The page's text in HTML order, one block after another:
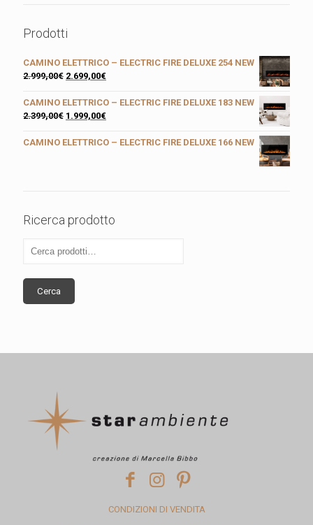
Prodotti
CAMINO ELETTRICO – ELECTRIC FIRE DELUXE 254 NEW
2.999,00€ 2.699,00€
CAMINO ELETTRICO – ELECTRIC FIRE DELUXE 183 NEW
2.399,00€ 1.999,00€
CAMINO ELETTRICO – ELECTRIC FIRE DELUXE 166 NEW
Ricerca prodotto
Cerca
CONDIZIONI DI VENDITA